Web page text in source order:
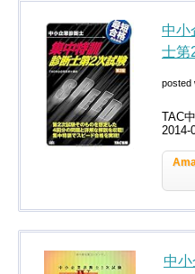
中小
士第
posted
TAC
2014-
中